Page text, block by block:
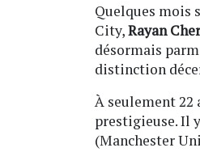
Quelques mois
City,Rayan
désormais
distinction
À seulement
prestigieuse. Il
(Manchester